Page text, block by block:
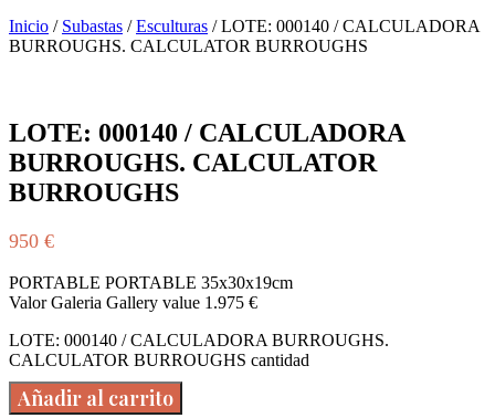
Inicio / Subastas /Esculturas / LOTE: 000140 / CALCULADORA
BURROUGHS. CALCULATOR BURROUGHS
LOTE: 000140 / CALCULADORA
BURROUGHS. CALCULATOR
BURROUGHS
950 €
PORTABLE PORTABLE 35x30x19cm
Valor Galeria Gallery value 1.975 €
LOTE: 000140 / CALCULADORA BURROUGHS.
CALCULATOR BURROUGHS cantidad
Añadir al carrito